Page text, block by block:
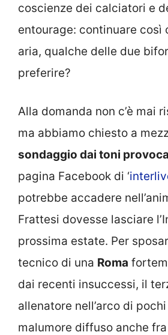
coscienze dei calciatori e
entourage: continuare così
aria, qualche delle due
preferire?
Alla domanda non c’è mai
ma abbiamo chiesto a
sondaggio dai toni
pagina Facebook di ‘
potrebbe accadere
Frattesi dovesse lasciare
prossima estate. Per
tecnico di una Roma
dai recenti insuccessi, il
allenatore nell’arco di
malumore diffuso anche